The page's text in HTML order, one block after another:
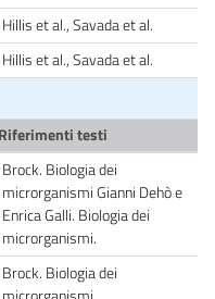
Hillis et al., Savada et al.
Hillis et al., Savada et al.
Riferimenti testi
Brock. Biologia dei
microrganismi Gianni Dehò e
Enrica Galli. Biologia dei
microrganismi.
Brock. Biologia dei